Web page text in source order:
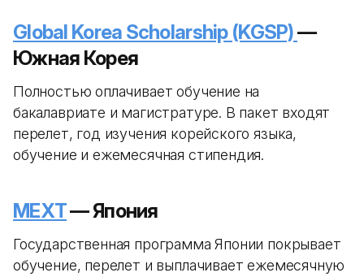
Global Korea Scholarship (KGSP)—
Южная Корея
Полностью оплачивает обучение на
бакалавриате и магистратуре. В пакет входят
перелет, год изучения корейского языка,
обучение и ежемесячная стипендия.
MEXT— Япония
Государственная программа Японии покрывает
обучение, перелет и выплачивает ежемесячную